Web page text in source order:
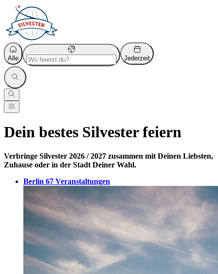
Alle Jederzeit
Dein bestes Silvesterfeiern
Verbringe Silvester 2026 / 2027 zusammen mit Deinen Liebsten,
Zuhause oder in der Stadt Deiner Wahl.
Berlin 67 Veranstaltungen